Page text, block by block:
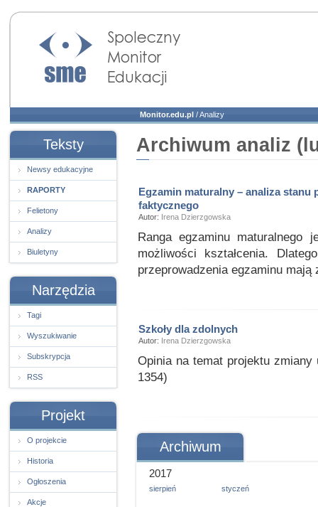
Społeczny Monitor
Edukacji
Monitor.edu.pl /Analizy
Teksty
Newsy edukacyjne
RAPORTY
Felietony
Analizy
Biuletyny
Narzędzia
Tagi
Wyszukiwanie
Subskrypcja
RSS
Projekt
O projekcie
Historia
Ogłoszenia
Akcje
Archiwum analiz
Egzamin maturalny – analiza stanu
faktycznego
Autor: Irena Dzierzgowska
Ranga egzaminu
możliwości kształcenia.
przeprowadzenia egzaminu
Szkoły dla zdolnych
Autor: Irena Dzierzgowska
Opinia na temat projektu
1354)
Archiwum
2017
sierpień styczeń